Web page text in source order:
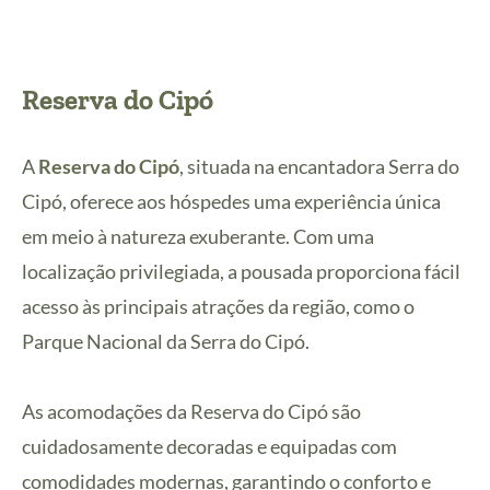
Reserva do Cipó
AReserva do Cipó, situada na encantadora Serra do
Cipó, oferece aos hóspedes uma experiência única
em meio à natureza exuberante. Com uma
localização privilegiada, a pousada proporciona fácil
acesso às principais atrações da região, como o
Parque Nacional da Serra do Cipó.
As acomodações da Reserva do Cipó são
cuidadosamente decoradas e equipadas com
comodidades modernas, garantindo o conforto e